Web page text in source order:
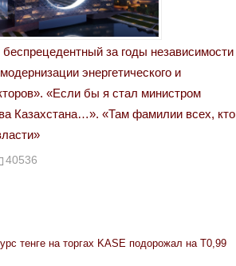
за годы независимости
энергетического и
«Если бы я стал министром
Казахстана…». «Там фамилии всех, кто
40536
тенге на торгах KASE подорожал на Т0,99